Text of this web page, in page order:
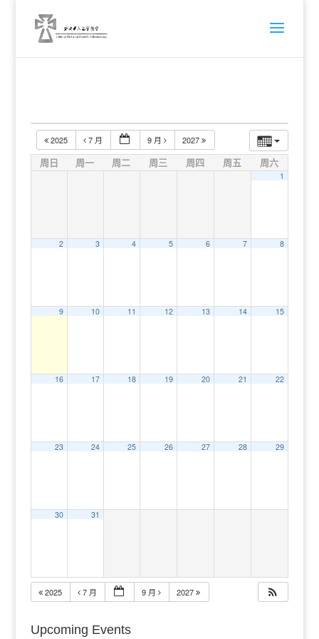
2025 7 月 9 月 2027
周日 周一 周二 周三 周四 周五 周六
1
2 3 4 5 6 7 8
9 10 11 12 13 14 15
16 17 18 19 20 21 22
23 24 25 26 27 28 29
30 31
2025 7 月 9 月 2027
Upcoming Events